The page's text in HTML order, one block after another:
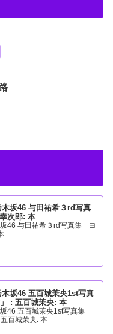
坂46 与田祐希３rd写真
次郎: 本
46 与田祐希３rd写真集 ヨ
坂46 五百城茉央1st写真
: 五百城茉央: 本
46 五百城茉央1st写真集
五百城茉央: 本